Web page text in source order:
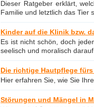
Dieser Ratgeber erklärt,
Familie und letztlich das Tier
Kinder auf die Klinik bzw.
Es ist nicht schön, doch
seelisch und moralisch
Die richtige Hautpflege
Hier erfahren Sie, wie Sie
Störungen und Mängel in